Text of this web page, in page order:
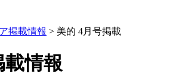
掲載情報 > 美的 4月号掲載
情報